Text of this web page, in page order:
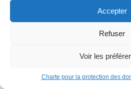
Accepter
Refuser
Voir les
Charte pour la protection des